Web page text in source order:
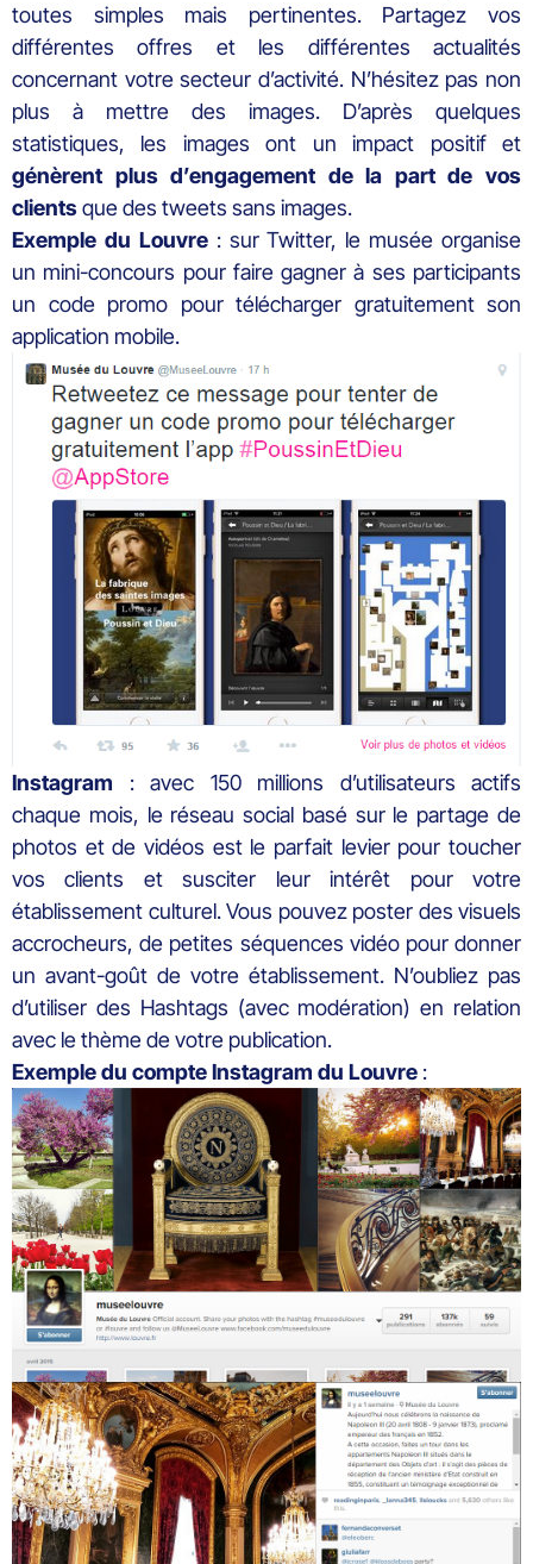
toutes simples mais pertinentes. Partagez vos
différentes offres et les différentes actualités
concernant votre secteur d’activité. N’hésitez pas non
plus à mettre des images. D’après quelques
statistiques, les images ont un impact positif et
génèrent plus d’engagement de la part de vos
clientsque des tweets sans images.
Exemple du Louvre: sur Twitter, le musée organise
un mini-concours pour faire gagner à ses participants
un code promo pour télécharger gratuitement son
application mobile.
Instagram : avec 150 millions d’utilisateurs actifs
chaque mois, le réseau social basé sur le partage de
photos et de vidéos est le parfait levier pour toucher
vos clients et susciter leur intérêt pour votre
établissement culturel. Vous pouvez poster des visuels
accrocheurs, de petites séquences vidéo pour donner
un avant-goût de votre établissement. N’oubliez pas
d’utiliser des Hashtags (avec modération) en relation
avec le thème de votre publication.
Exemple du compte Instagram du Louvre :